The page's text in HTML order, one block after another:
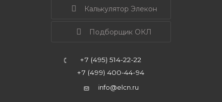
Калькулятор Элекон
Подборщик ОКЛ
+7 (495) 514-22-22
+7 (499) 400-44-94
info@elcn.ru